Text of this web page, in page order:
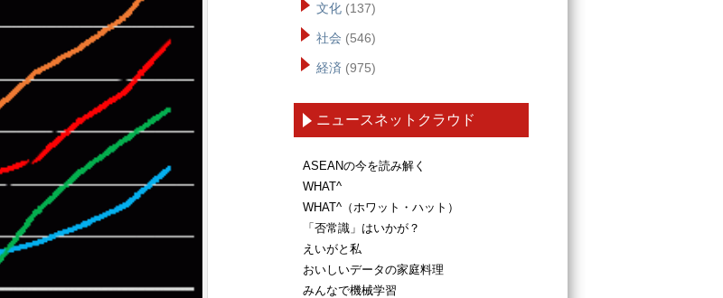
文化 (137)
社会 (546)
経済 (975)
ニュースネットクラウド
ASEANの今を読み解く
WHAT^
WHAT^（ホワット・ハット）
「否常識」はいかが？
えいがと私
おいしいデータの家庭料理
みんなで機械学習